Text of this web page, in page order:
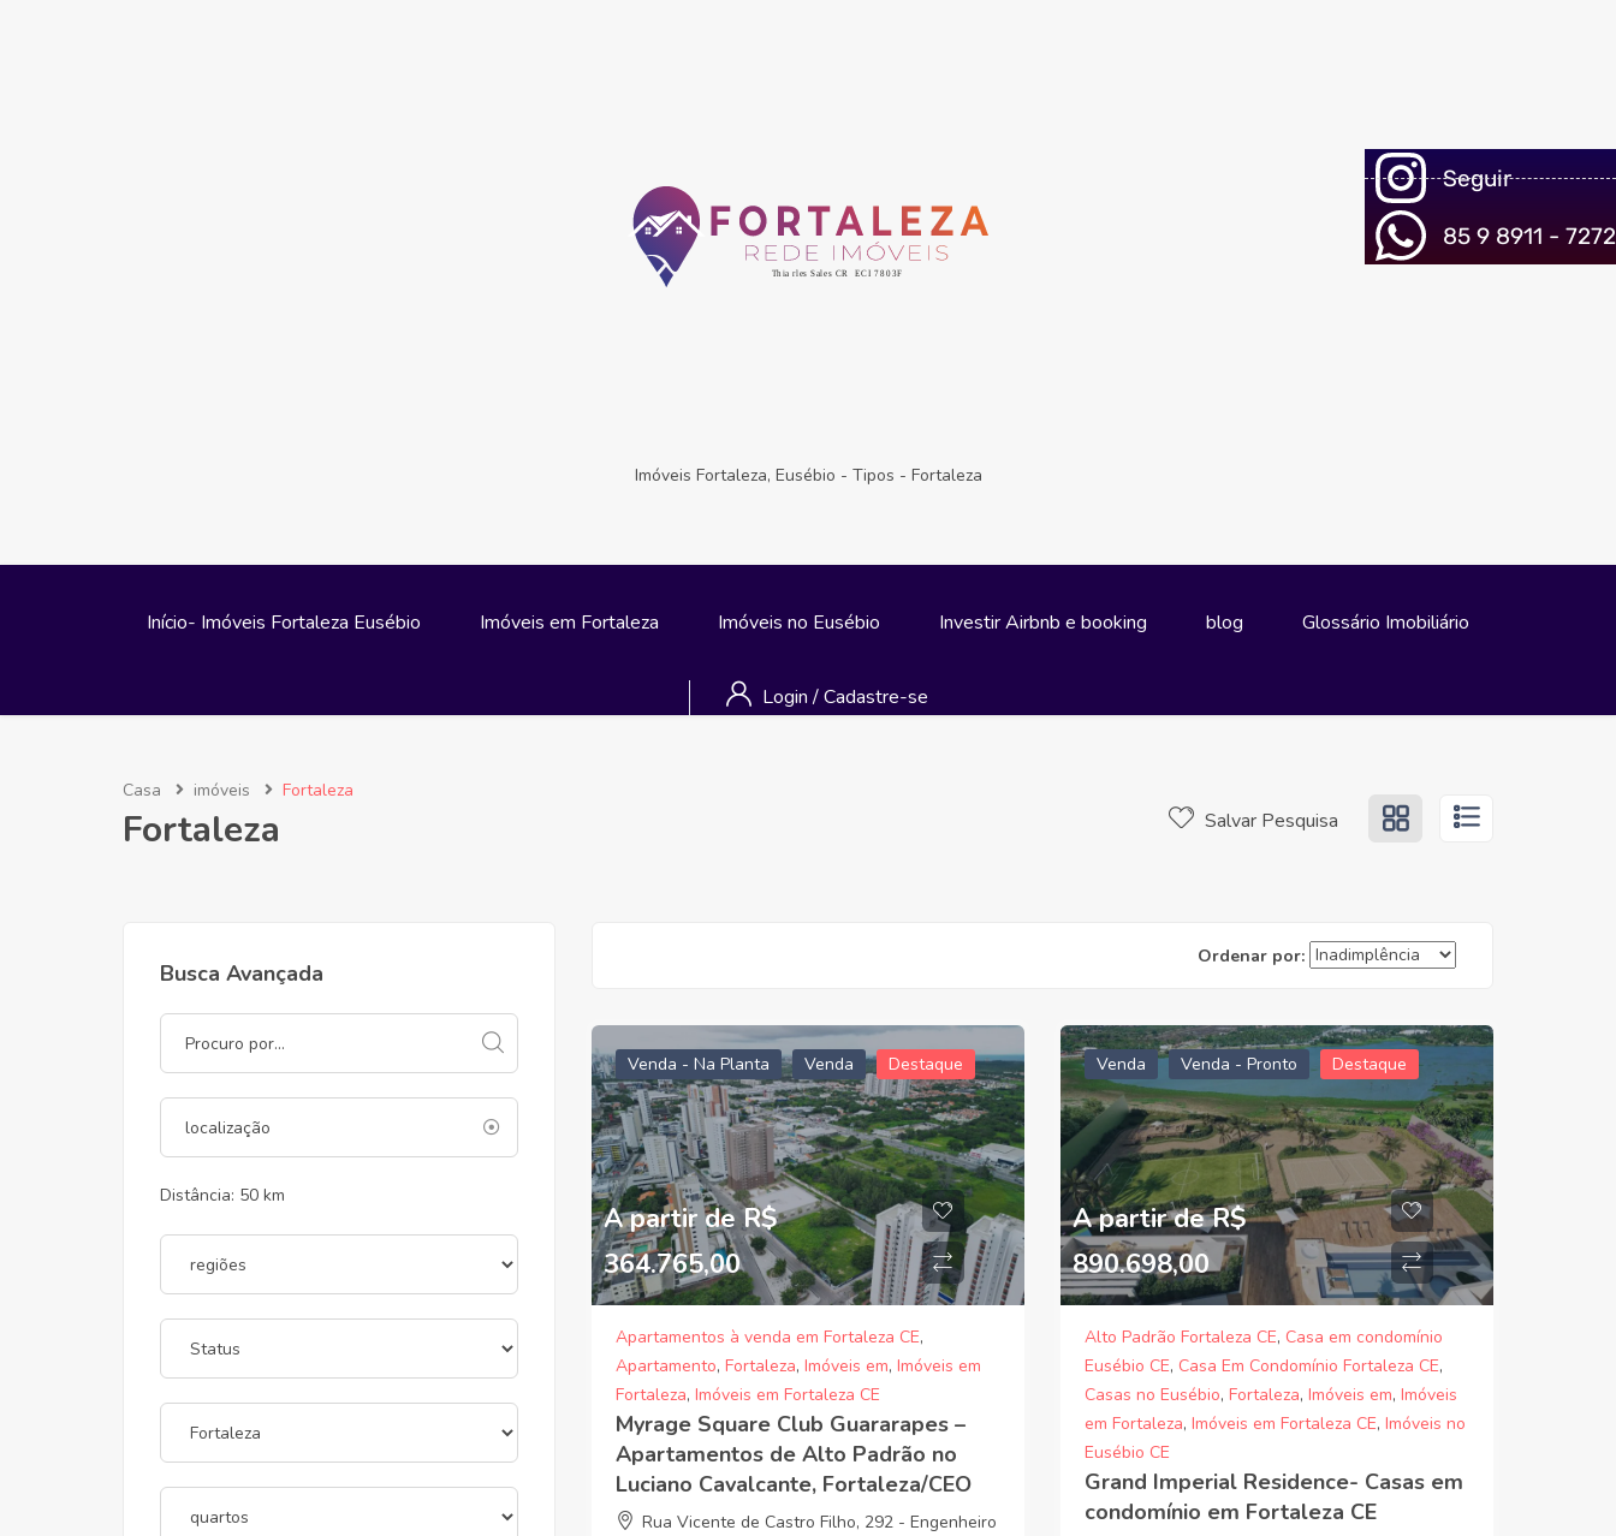
Imóveis Fortaleza, Eusébio - Tipos - Fortaleza
Seguir
85 9 8911 - 7272
Início- Imóveis Fortaleza Eusébio Imóveis em Fortaleza Imóveis no Eusébio Investir Airbnb e booking blog Glossário Imobiliário
Login/Cadastre-se
Casa imóveis Fortaleza
Fortaleza Salvar Pesquisa
Busca Avançada
Distância: 50 km
Ordenar por:
Venda - Na Planta Venda Destaque
A partir de R$
364.765,00
Apartamentos à venda em Fortaleza CE,
Apartamento, Fortaleza, Imóveis em, Imóveis em
Fortaleza, Imóveis em Fortaleza CE
Myrage Square Club Guararapes –
Apartamentos de Alto Padrão no
Luciano Cavalcante, Fortaleza/CEO
Rua Vicente de Castro Filho, 292 - Engenheiro
Venda Venda - Pronto Destaque
A partir de R$
890.698,00
Alto Padrão Fortaleza CE, Casa em condomínio
Eusébio CE, Casa Em Condomínio Fortaleza CE,
Casas no Eusébio, Fortaleza, Imóveis em, Imóveis
em Fortaleza, Imóveis em Fortaleza CE, Imóveis no
Eusébio CE
Grand Imperial Residence- Casas em
condomínio em Fortaleza CE